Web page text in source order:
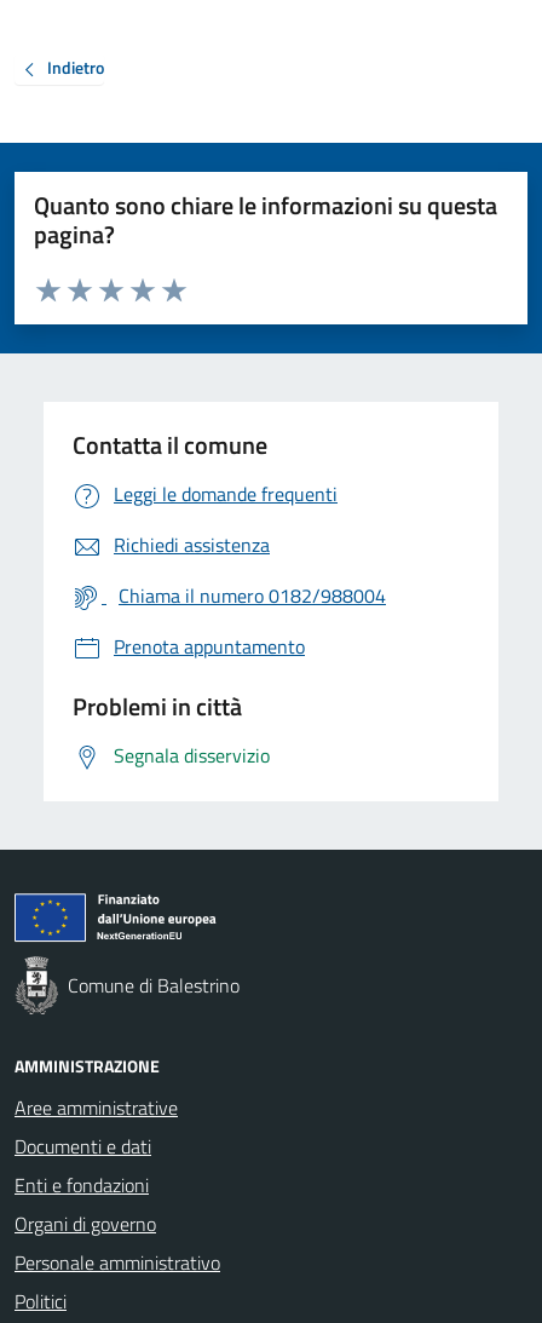
Indietro
Quanto sono chiare le informazioni su questa
pagina?
Valuta da 1 a 5 stelle la pagina
Valuta 5 stelle su 5
Valuta 4 stelle su 5
Valuta 3 stelle su 5
Valuta 2 stelle su 5
Valuta 1 stelle su 5
Contatta il comune
Leggi le domande frequenti
Richiedi assistenza
Chiama il numero 0182/988004
Prenota appuntamento
Problemi in città
Segnala disservizio
Comune di Balestrino
AMMINISTRAZIONE
Aree amministrative
Documenti e dati
Enti e fondazioni
Organi di governo
Personale amministrativo
Politici